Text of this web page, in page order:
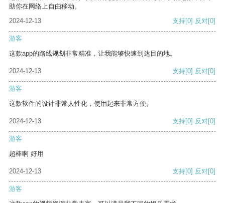
助你在网络上自由移动。
2024-12-13
支持[0] 反对[0]
游客
这款app的路线规划非常精准，让我能够快速到达目的地。
2024-12-13 支持[0] 反对[0]
游客
这款软件的设计非常人性化，使用起来非常方便。
2024-12-13 支持[0] 反对[0]
游客
超棒啊 好用
2024-12-13 支持[0] 反对[0]
游客